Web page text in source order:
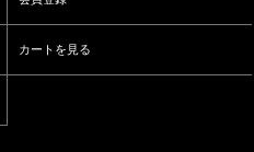
カートを見る